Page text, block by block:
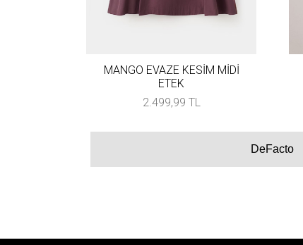
MANGO EVAZE KESİM MİDİ
ETEK
2.499,99 TL
DeFacto